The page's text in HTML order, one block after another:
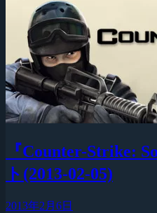
『Counter-Strike:
ト(2013-02-05)
2013年2月6日